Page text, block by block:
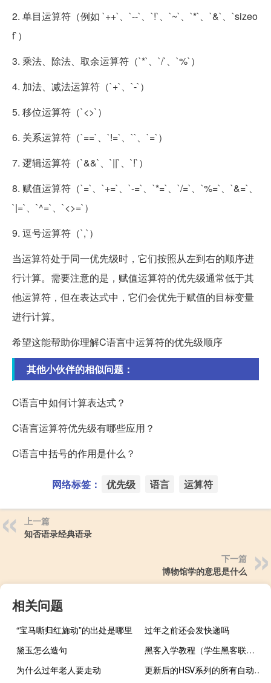
2. 单目运算符（例如 `++`、`--`、`!`、`~`、`*`、`&`、`sizeo
f`）
3. 乘法、除法、取余运算符（`*`、`/`、`%`）
4. 加法、减法运算符（`+`、`-`）
5. 移位运算符（`<>`）
6. 关系运算符（`==`、`!=`、``、`=`）
7. 逻辑运算符（`&&`、`||`、`!`）
8. 赋值运算符（`=`、`+=`、`-=`、`*=`、`/=`、`%=`、`&=`、
`|=`、`^=`、`<>=`）
9. 逗号运算符（`,`）
当运算符处于同一优先级时，它们按照从左到右的顺序进
行计算。需要注意的是，赋值运算符的优先级通常低于其
他运算符，但在表达式中，它们会优先于赋值的目标变量
进行计算。
希望这能帮助你理解C语言中运算符的优先级顺序
其他小伙伴的相似问题：
C语言中如何计算表达式？
C语言运算符优先级有哪些应用？
C语言中括号的作用是什么？
网络标签： 优先级 语言 运算符
上一篇
知否语录经典语录
下一篇
博物馆学的意思是什么
相关问题
“宝马嘶归红旆动”的出处是哪里
过年之前还会发快递吗
黛玉怎么造句
黑客入学教程（学生黑客联盟怎么进去）
为什么过年老人要走动
更新后的HSV系列的所有自动版本都在方向盘后面安装了换挡杆